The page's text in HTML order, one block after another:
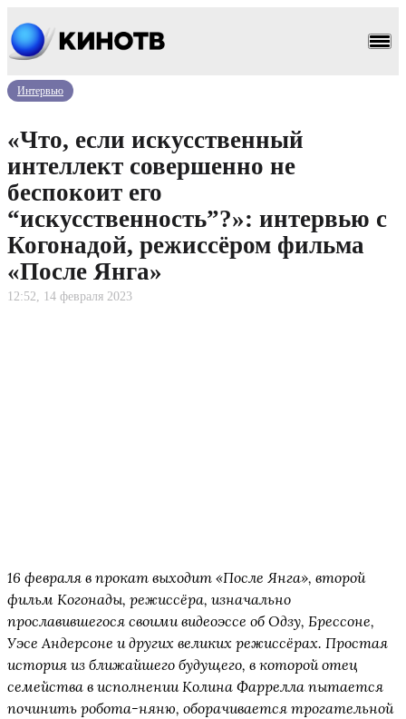
Интервью
«Что, если искусственный
интеллект совершенно не
беспокоит его
“искусственность”?»: интервью с
Когонадой, режиссёром фильма
«После Янга»
12:52, 14 февраля 2023
16 февраля в прокат выходит «После Янга», второй
фильм Когонады, режиссёра, изначально
прославившегося своими видеоэссе об Одзу, Брессоне,
Уэсе Андерсоне и других великих режиссёрах. Простая
история из ближайшего будущего, в которой отец
семейства в исполнении Колина Фаррелла пытается
починить робота-няню, оборачивается трогательной